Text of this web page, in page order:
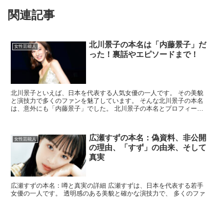
関連記事
女性芸能人
北川景子の本名は「内藤景子」だ
った！裏話やエピソードまで！
北川景子といえば、日本を代表する人気女優の一人です。 その美貌
と演技力で多くのファンを魅了しています。 そんな北川景子の本名
は、意外にも「内藤景子」でした。 北川景子の本名とプロフィール
女性芸能人
広瀬すずの本名：偽資料、非公開
の理由、「すず」の由来、そして
真実
広瀬すずの本名：噂と真実の詳細 広瀬すずは、日本を代表する若手
女優の一人です。 透明感のある美貌と確かな演技力で、 多くのファ